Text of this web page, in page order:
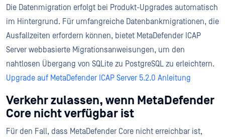
Die Datenmigration erfolgt bei Produkt-Upgrades automatisch
im Hintergrund. Für umfangreiche Datenbankmigrationen, die
Ausfallzeiten erfordern können, bietet MetaDefender ICAP
Server webbasierte Migrationsanweisungen, um den
nahtlosen Übergang von SQLite zu PostgreSQL zu erleichtern.
Upgrade auf MetaDefender ICAP Server 5.2.0 Anleitung
Verkehr zulassen, wenn MetaDefender
Core nicht verfügbar ist
Für den Fall, dass MetaDefender Core nicht erreichbar ist,